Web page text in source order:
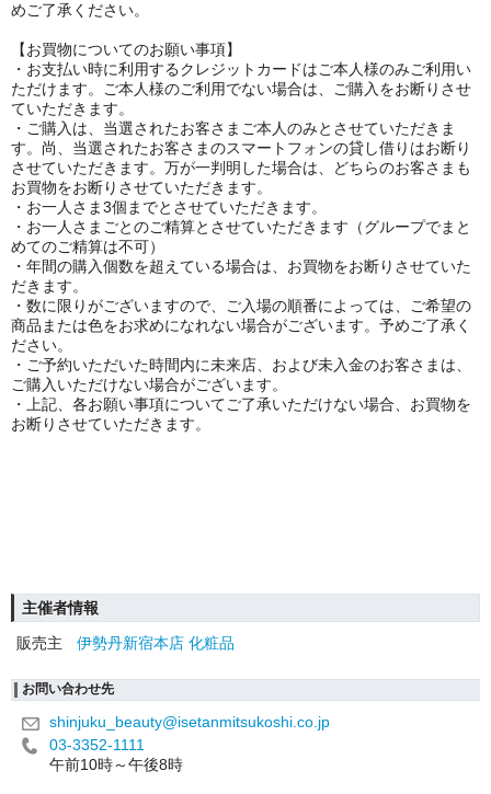
めご了承ください。
【お買物についてのお願い事項】
・お支払い時に利用するクレジットカードはご本人様のみご利用い
ただけます。ご本人様のご利用でない場合は、ご購入をお断りさせ
ていただきます。
・ご購入は、当選されたお客さまご本人のみとさせていただきま
す。尚、当選されたお客さまのスマートフォンの貸し借りはお断り
させていただきます。万が一判明した場合は、どちらのお客さまも
お買物をお断りさせていただきます。
・お一人さま3個までとさせていただきます。
・お一人さまごとのご精算とさせていただきます（グループでまと
めてのご精算は不可）
・年間の購入個数を超えている場合は、お買物をお断りさせていた
だきます。
・数に限りがございますので、ご入場の順番によっては、ご希望の
商品または色をお求めになれない場合がございます。予めご了承く
ださい。
・ご予約いただいた時間内に未来店、および未入金のお客さまは、
ご購入いただけない場合がございます。
・上記、各お願い事項についてご了承いただけない場合、お買物を
お断りさせていただきます。
主催者情報
販売主
伊勢丹新宿本店 化粧品
お問い合わせ先
shinjuku_beauty@isetanmitsukoshi.co.jp
03-3352-1111
午前10時～午後8時